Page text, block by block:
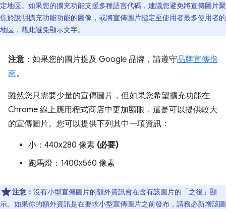
定地區。如果您的擴充功能支援多種語言代碼，建議您避免將宣傳圖片聚
焦於說明擴充功能功能的圖像，或將宣傳圖片指定至使用者最多使用者的
地區，藉此避免顯示文字。
注意 ：如果您的圖片提及 Google 品牌，請遵守品牌宣傳指
南。
雖然您只需要少量的宣傳圖片，但如果您希望擴充功能在
Chrome 線上應用程式商店中更加顯眼，還是可以提供較大
的宣傳圖片。您可以提供下列其中一項資訊：
小：440x280 像素 (必要)
跑馬燈：1400x560 像素
注意： 沒有小型宣傳圖片的額外資訊會在含有該圖片的「之後」 顯
示。如果你的額外資訊是在要求小型宣傳圖片之前發布，請務必新增該圖